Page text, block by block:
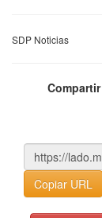
SDP Noticias
Copiar URL